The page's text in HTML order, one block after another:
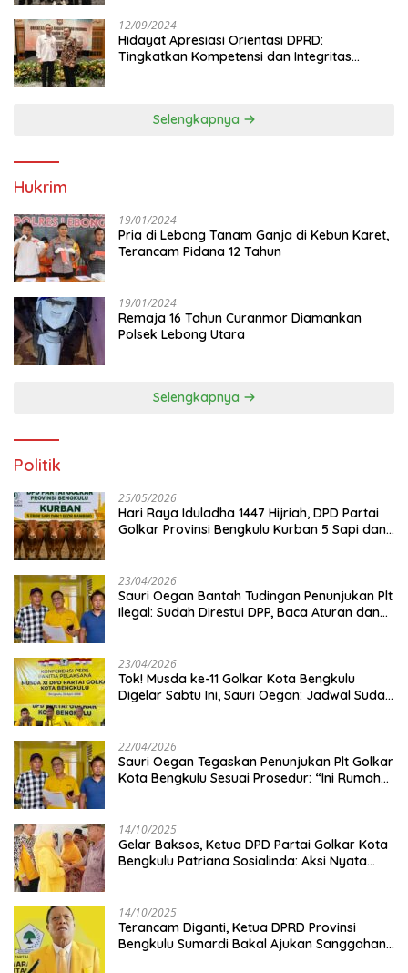
12/09/2024
Hidayat Apresiasi Orientasi DPRD:
Tingkatkan Kompetensi dan Integritas
Selengkapnya
Hukrim
19/01/2024
Pria di Lebong Tanam Ganja di Kebun Karet,
Terancam Pidana 12 Tahun
19/01/2024
Remaja 16 Tahun Curanmor Diamankan
Polsek Lebong Utara
Selengkapnya
Politik
25/05/2026
Hari Raya Iduladha 1447 Hijriah, DPD Partai
Golkar Provinsi Bengkulu Kurban 5 Sapi dan 1
23/04/2026
Sauri Oegan Bantah Tudingan Penunjukan Plt
Ilegal: Sudah Direstui DPP, Baca Aturan dan
23/04/2026
‎Tok! Musda ke-11 Golkar Kota Bengkulu
Digelar Sabtu Ini, Sauri Oegan: Jadwal Sudah
22/04/2026
Sauri Oegan Tegaskan Penunjukan Plt Golkar
Kota Bengkulu Sesuai Prosedur: “Ini Rumah
14/10/2025
‎Gelar Baksos, Ketua DPD Partai Golkar Kota
Bengkulu Patriana Sosialinda: Aksi Nyata
14/10/2025
Terancam Diganti, Ketua DPRD Provinsi
Bengkulu Sumardi Bakal Ajukan Sanggahan